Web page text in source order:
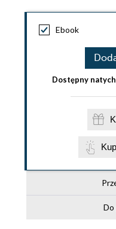
Ebook
Dostępny
Do